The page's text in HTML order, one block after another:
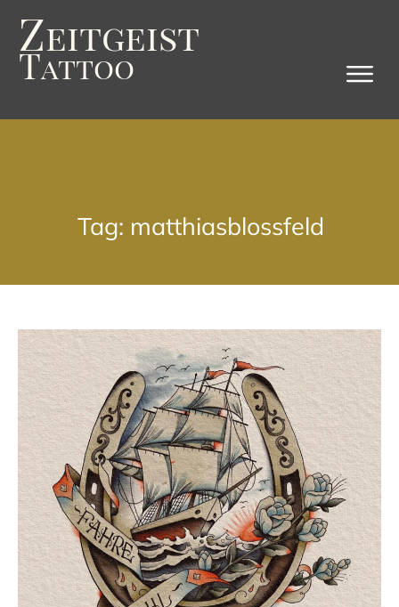
Zeitgeist
Tattoo
Tag: matthiasblossfeld